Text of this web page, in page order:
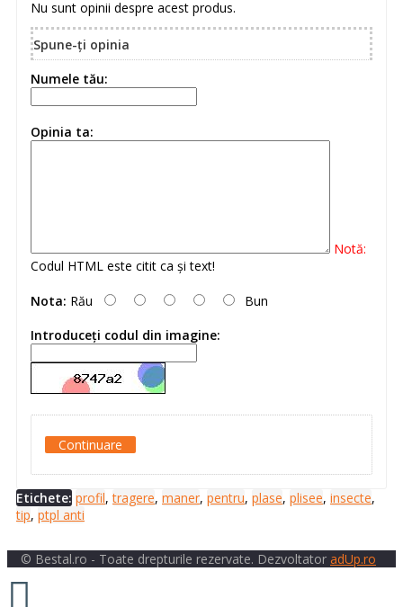
Nu sunt opinii despre acest produs.
Spune-ţi opinia
Numele tău:
Opinia ta:
Notă:
Codul HTML este citit ca şi text!
Nota: Rău
Bun
Introduceţi codul din imagine:
Continuare
Etichete: profil,tragere, maner, pentru, plase, plisee, insecte,
tip, ptpl anti
© Bestal.ro - Toate drepturile rezervate. Dezvoltator adUp.ro